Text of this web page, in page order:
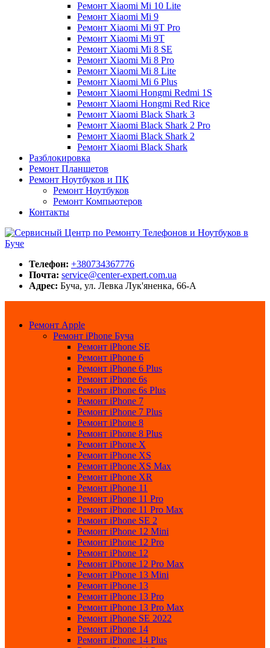
Ремонт Xiaomi Mi 10 Lite
Ремонт Xiaomi Mi 9
Ремонт Xiaomi Mi 9T Pro
Ремонт Xiaomi Mi 9T
Ремонт Xiaomi Mi 8 SE
Ремонт Xiaomi Mi 8 Pro
Ремонт Xiaomi Mi 8 Lite
Ремонт Xiaomi Mi 6 Plus
Ремонт Xiaomi Hongmi Redmi 1S
Ремонт Xiaomi Hongmi Red Rice
Ремонт Xiaomi Black Shark 3
Ремонт Xiaomi Black Shark 2 Pro
Ремонт Xiaomi Black Shark 2
Ремонт Xiaomi Black Shark
Разблокировка
Ремонт Планшетов
Ремонт Ноутбуков и ПК
Ремонт Ноутбуков
Ремонт Компьютеров
Контакты
Сервисный Центр по Ремонту Телефонов и Ноутбуков в Буче
Center-Expert.com.ua
Телефон: +380734367776
Почта: service@center-expert.com.ua
Адрес: Буча, ул. Левка Лук'яненка, 66-А
Ремонт Apple
Ремонт iPhone Буча
Ремонт iPhone SE
Ремонт iPhone 6
Ремонт iPhone 6 Plus
Ремонт iPhone 6s
Ремонт iPhone 6s Plus
Ремонт iPhone 7
Ремонт iPhone 7 Plus
Ремонт iPhone 8
Ремонт iPhone 8 Plus
Ремонт iPhone X
Ремонт iPhone XS
Ремонт iPhone XS Max
Ремонт iPhone XR
Ремонт iPhone 11
Ремонт iPhone 11 Pro
Ремонт iPhone 11 Pro Max
Ремонт iPhone SE 2
Ремонт iPhone 12 Mini
Ремонт iPhone 12 Pro
Ремонт iPhone 12
Ремонт iPhone 12 Pro Max
Ремонт iPhone 13 Mini
Ремонт iPhone 13
Ремонт iPhone 13 Pro
Ремонт iPhone 13 Pro Max
Ремонт iPhone SE 2022
Ремонт iPhone 14
Ремонт iPhone 14 Plus